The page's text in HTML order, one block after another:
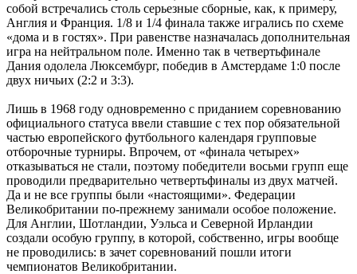
собой встречались столь серьезные сборные, как, к примеру,
Англия и Франция. 1/8 и 1/4 финала также игрались по схеме
«дома и в гостях». При равенстве назначалась дополнительная
игра на нейтральном поле. Именно так в четвертьфинале
Дания одолела Люксембург, победив в Амстердаме 1:0 после
двух ничьих (2:2 и 3:3).
Лишь в 1968 году одновременно с приданием соревнованию
официального статуса ввели ставшие с тех пор обязательной
частью европейского футбольного календаря групповые
отборочные турниры. Впрочем, от «финала четырех»
отказываться не стали, поэтому победители восьми групп еще
проводили предварительно четвертьфиналы из двух матчей.
Да и не все группы были «настоящими». Федерации
Великобритании по-прежнему занимали особое положение.
Для Англии, Шотландии, Уэльса и Северной Ирландии
создали особую группу, в которой, собственно, игры вообще
не проводились: в зачет соревнований пошли итоги
чемпионатов Великобритании.